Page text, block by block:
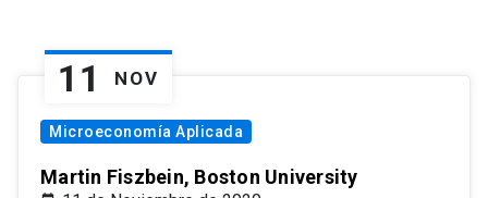
11 NOV
Microeconomía Aplicada
Martin Fiszbein, Boston University